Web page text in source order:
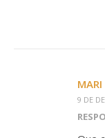
MARI
9 DE